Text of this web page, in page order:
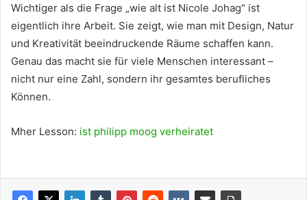
Wichtiger als die Frage „wie alt ist Nicole Johag“ ist
eigentlich ihre Arbeit. Sie zeigt, wie man mit Design, Natur
und Kreativität beeindruckende Räume schaffen kann.
Genau das macht sie für viele Menschen interessant –
nicht nur eine Zahl, sondern ihr gesamtes berufliches
Können.
Mher Lesson: ist philipp moog verheiratet